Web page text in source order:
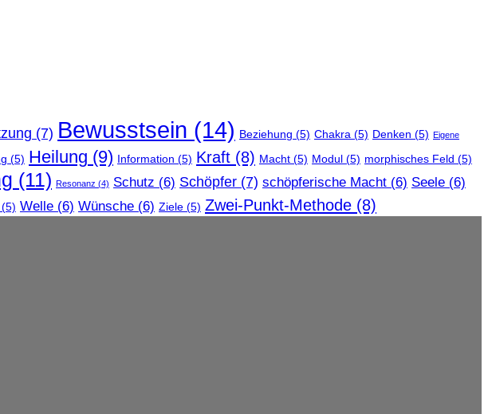
(7) Bewusstsein (14) Beziehung (5) Chakra (5) Denken (5) Eigene
(5) Heilung (9) Information (5) Kraft (8) Macht (5) Modul (5) morphisches Feld (5)
(11) Resonanz (4) Schutz (6) Schöpfer (7) schöpferische Macht (6) Seele (6)
(5) Welle (6) Wünsche (6) Ziele (5) Zwei-Punkt-Methode (8)